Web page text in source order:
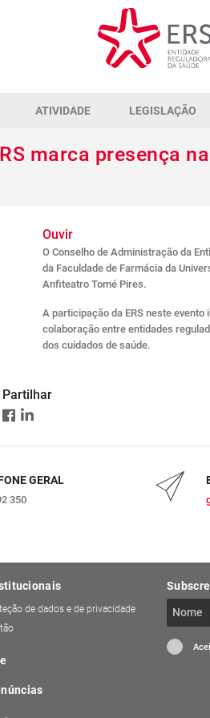
ATIVIDADE LEGISLAÇÃO
marca presença
Ouvir
O Conselho de Administração da
da Faculdade de Farmácia da
Anfiteatro Tomé Pires.
A participação da ERS neste
colaboração entre entidades
dos cuidados de saúde.
Partilhar
GERAL
350
de dados e de privacidade